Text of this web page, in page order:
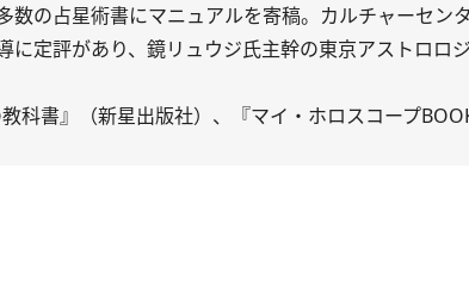
の占星術書にマニュアルを寄稿。カルチャーセン
定評があり、鏡リュウジ氏主幹の東京アストロロ
科書』（新星出版社）、『マイ・ホロスコープ